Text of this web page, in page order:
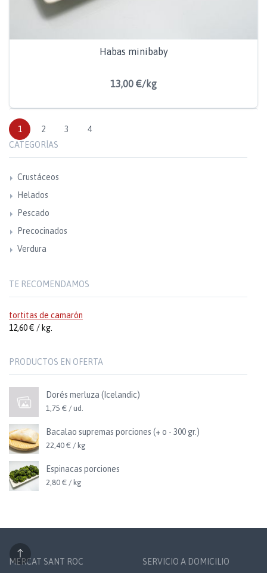
Habas minibaby
13,00 €/kg
1 2 3
4
CATEGORÍAS
Crustáceos
Helados
Pescado
Precocinados
Verdura
TE RECOMENDAMOS
tortitas de camarón
12,60 € / kg.
PRODUCTOS EN OFERTA
Dorés merluza (Icelandic)
1,75 € / ud.
Bacalao supremas porciones (+ o - 300 gr.)
22,40 € / kg
Espinacas porciones
2,80 € / kg
MERCAT SANT ROC SERVICIO A DOMICILIO